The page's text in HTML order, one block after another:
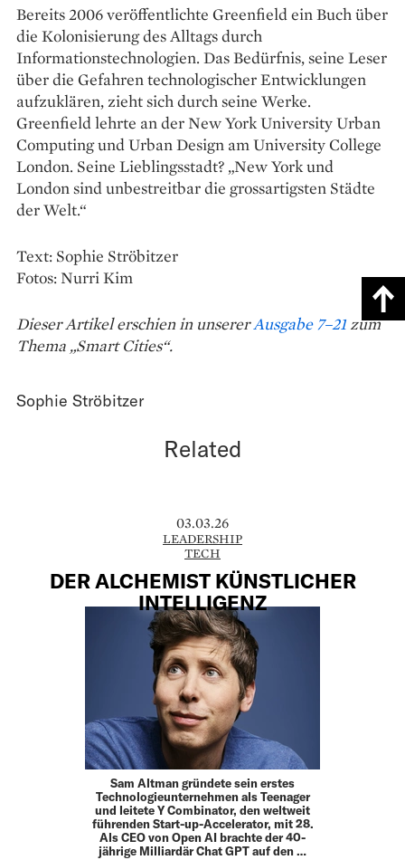
Bereits 2006 veröffentlichte Greenfield ein Buch über
die Kolonisierung des Alltags durch
Informationstechnologien. Das Bedürfnis, seine Leser
über die Gefahren technologischer Entwicklungen
aufzuklären, zieht sich durch seine Werke.
Greenfield lehrte an der New York University Urban
Computing und Urban Design am University College
London. Seine Lieblingsstadt? „New York und
London sind unbestreitbar die grossartigsten Städte
der Welt.“
Text: Sophie Ströbitzer
Fotos: Nurri Kim
Dieser Artikel erschien in unsererAusgabe 7–21zum
Thema „Smart Cities“.
Sophie Ströbitzer
Related
03.03.26
LEADERSHIP
TECH
DER ALCHEMIST KÜNSTLICHER
INTELLIGENZ
Sam Altman gründete sein erstes
Technologieunternehmen als Teenager
und leitete Y Combinator, den weltweit
führenden Start-up-­Accelerator, mit 28.
Als CEO von Open AI brachte der 40-
jährige Milliardär Chat GPT auf den …